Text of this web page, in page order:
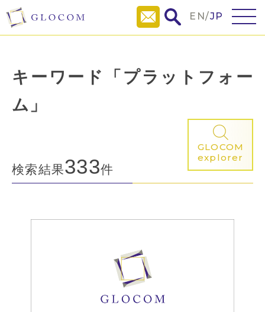
EN/JP
キーワード「プラットフォー
ム」
GLOCOM
explorer
検索結果333件